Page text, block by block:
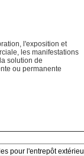
l'exposition et
les manifestations
solution de
ou permanente
pour l'entrepôt